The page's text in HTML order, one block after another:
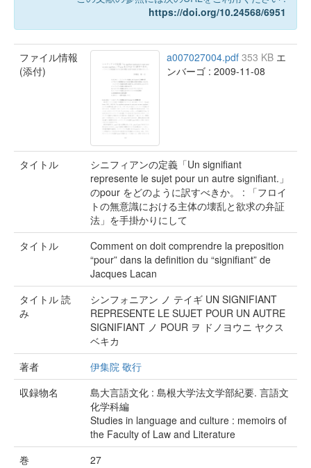
https://doi.org/10.24568/6951
ファイル情報
(添付)
a007027004.pdf 353 KB エ
ンバーゴ : 2009-11-08
タイトル
シニフィアンの定義「Un signifiant
represente le sujet pour un autre signifiant.」
のpour をどのように訳すべきか。 : 「フロイ
トの無意識における主体の壊乱と欲求の弁証
法」を手掛かりにして
タイトル
Comment on doit comprendre la preposition
“pour” dans la definition du “signifiant” de
Jacques Lacan
タイトル 読
み
シンフォニアン ノ テイギ UN SIGNIFIANT
REPRESENTE LE SUJET POUR UN AUTRE
SIGNIFIANT ノ POUR ヲ ドノヨウニ ヤクス
ベキカ
著者
伊集院 敬行
収録物名
島大言語文化 : 島根大学法文学部紀要. 言語文
化学科編
Studies in language and culture : memoirs of
the Faculty of Law and Literature
巻
27